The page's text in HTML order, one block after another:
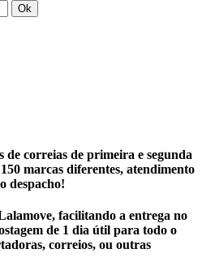
Ok
de correias de primeira e segunda
marcas diferentes, atendimento
despacho!
facilitando a entrega no
de 1 dia útil para todo o
correios, ou outras